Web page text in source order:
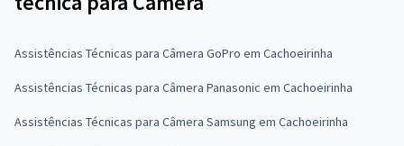
Assistências Técnicas para Câmera GoPro em Cachoeirinha
Assistências Técnicas para Câmera Panasonic em Cachoeirinha
Assistências Técnicas para Câmera Samsung em Cachoeirinha